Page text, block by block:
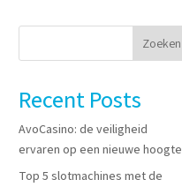
Zoeken
Recent Posts
AvoCasino: de veiligheid
ervaren op een nieuwe hoogte
Top 5 slotmachines met de